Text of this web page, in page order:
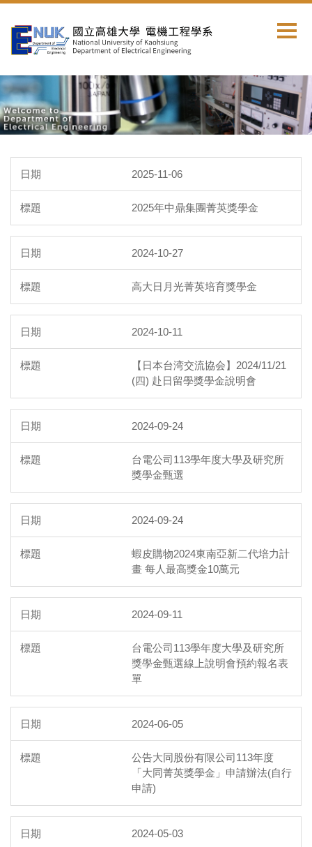
到
內
容
區
2025-11-06
2025年中鼎集團菁英獎學金
2024-10-27
高大日月光菁英培育獎學金
2024-10-11
【日本台湾交流協会】2024/11/21
(四) 赴日留學獎學金說明會
2024-09-24
台電公司113學年度大學及研究所
獎學金甄選
2024-09-24
蝦皮購物2024東南亞新二代培力計
畫 每人最高獎金10萬元
2024-09-11
台電公司113學年度大學及研究所
獎學金甄選線上說明會預約報名表
單
2024-06-05
公告大同股份有限公司113年度
「大同菁英獎學金」申請辦法(自行
申請)
2024-05-03